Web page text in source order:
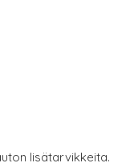
lisätarvikkeita.